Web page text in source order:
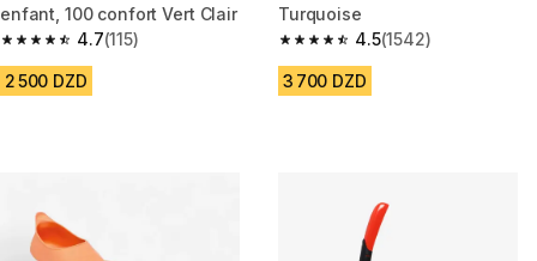
enfant, 100 confort Vert Clair
4.7
4.7 out of 5 stars from 115 reviews
(115)
2 500 DZD
Turquoise
4.5
4.5 out of 5 stars from 1542
(1542)
3 700 DZD